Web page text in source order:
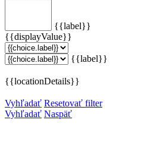
{{label}}
{{displayValue}}
{{label}}
{{locationDetails}}
Vyhľadať Resetovať filter
Vyhľadať Naspäť